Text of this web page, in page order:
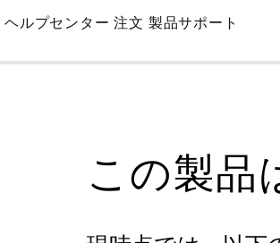
Skip
Main
ヘルプセンター 注文 製品サポート
この製品